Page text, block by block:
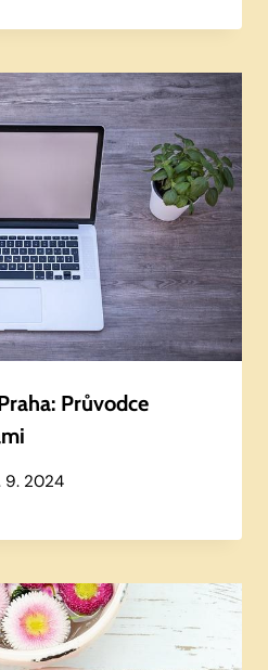
Průvodce
9. 2024